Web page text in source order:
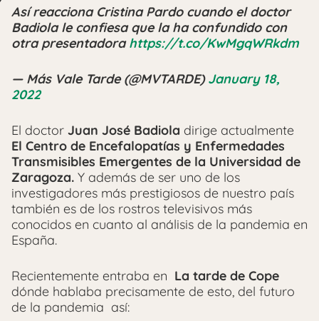
Así reacciona Cristina Pardo cuando el doctor
Badiola le confiesa que la ha confundido con
otra presentadorahttps://t.co/KwMgqWRkdm
— Más Vale Tarde (@MVTARDE)January 18,
2022
El doctor Juan José Badiola dirige actualmente
El Centro de Encefalopatías y Enfermedades
Transmisibles Emergentes de la Universidad de
Zaragoza. Y además de ser uno de los
investigadores más prestigiosos de nuestro país
también es de los rostros televisivos más
conocidos en cuanto al análisis de la pandemia en
España.
Recientemente entraba en La tarde de Cope
dónde hablaba precisamente de esto, del futuro
de la pandemia así: